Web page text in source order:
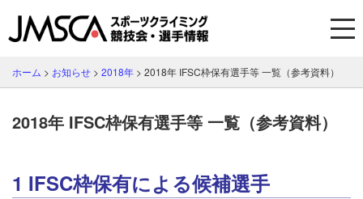
ホーム > お知らせ > 2018年 > 2018年 IFSC枠保有選手等 一覧（参考資料）
2018年 IFSC枠保有選手等 一覧（参考資料）
1 IFSC枠保有による候補選手